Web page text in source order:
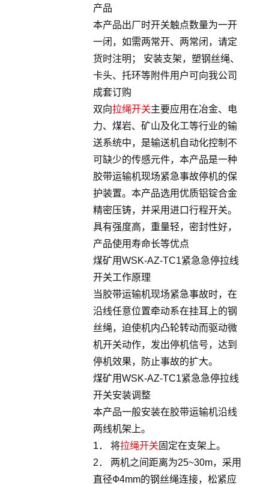
产品
本产品出厂时开关触点数量为一开
一闭，如需两常开、两常闭，请定
货时注明； 安装支架，塑钢丝绳、
卡头、托环等附件用户可向我公司
成套订购
双向拉绳开关主要应用在冶金、电
力、煤岩、矿山及化工等行业的输
送系统中，是输送机自动化控制不
可缺少的传感元件，本产品是一种
胶带运输机现场紧急事故停机的保
护装置。本产品选用优质铝锭合金
精密压铸，并采用进口行程开关。
具有强度高，重量轻，密封性好，
产品使用寿命长等优点
煤矿用WSK-AZ-TC1紧急急停拉线
开关工作原理
当胶带运输机现场紧急事故时，在
沿线任意位置牵动系在挂耳上的钢
丝绳，迫使机内凸轮转动而驱动微
机开关动作，发出停机信号，达到
停机效果，防止事故的扩大。
煤矿用WSK-AZ-TC1紧急急停拉线
开关安装调整
本产品一般安装在胶带运输机沿线
两线机架上。
1． 将拉绳开关 固定在支架上。
2． 两机之间距离为25~30m，采用
直径Ф4mm的钢丝绳连接，松紧应